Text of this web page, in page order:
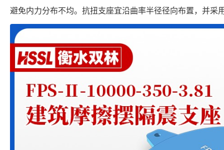
避免内力分布不均。抗扭支座宜沿曲率半径径向布置，并采